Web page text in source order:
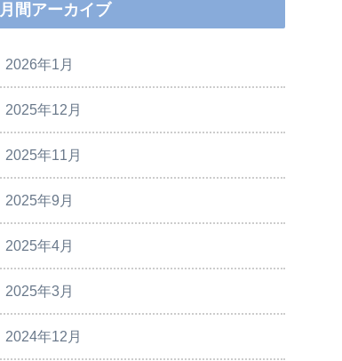
月間アーカイブ
2026年1月
2025年12月
2025年11月
2025年9月
2025年4月
2025年3月
2024年12月